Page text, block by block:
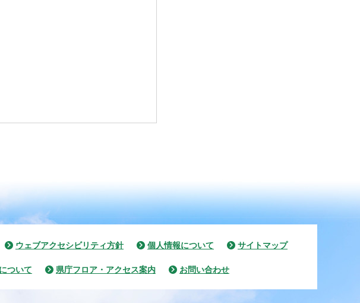
ウェブアクセシビリティ方針 個人情報について サイトマップ
ついて 県庁フロア・アクセス案内 お問い合わせ